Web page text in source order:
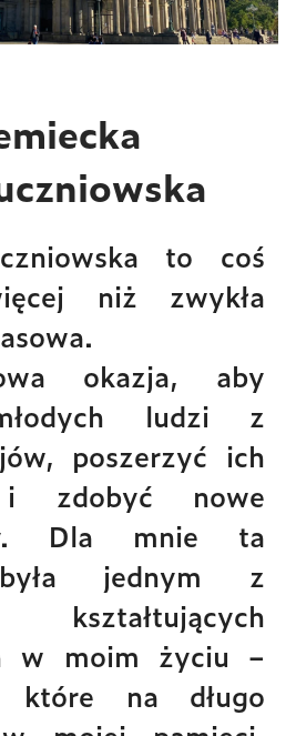
to coś
niż zwykła
okazja, aby
ludzi z
poszerzyć ich
i zdobyć nowe
Dla mnie ta
jednym z
kształtujących
w moim życiu –
które na długo